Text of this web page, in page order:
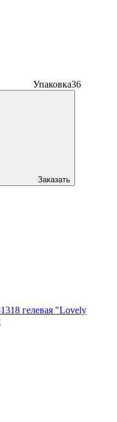
Упаковка36
Заказать
гелевая "Lovely